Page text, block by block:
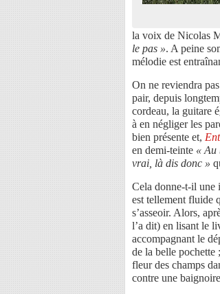
la voix de Nicolas
le pas ». A peine
mélodie est
On ne reviendra
pair, depuis
cordeau, la guitare
à en négliger les
bien présente et,
en demi-teinte « Au
vrai, là dis donc »
Cela donne-t-il une
est tellement fluide
s’asseoir. Alors,
l’a dit) en lisant le
accompagnant le
de la belle pochette
fleur des champs
contre une